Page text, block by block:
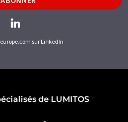
sur LinkedIn
de LUMITOS